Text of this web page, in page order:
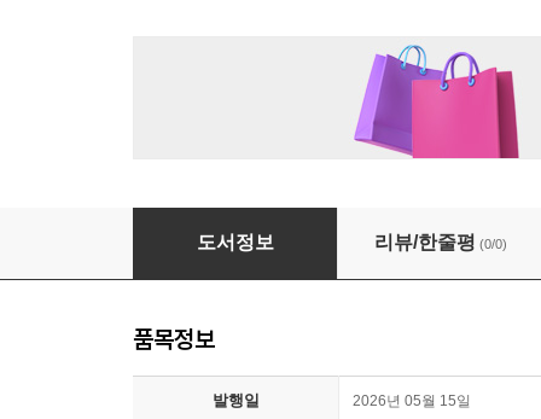
낙타의 등
도서정보 리뷰/한줄평 (0/0)
품목정보
발행일 2026년 05월 15일